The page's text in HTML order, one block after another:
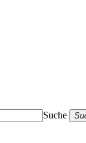
Suche